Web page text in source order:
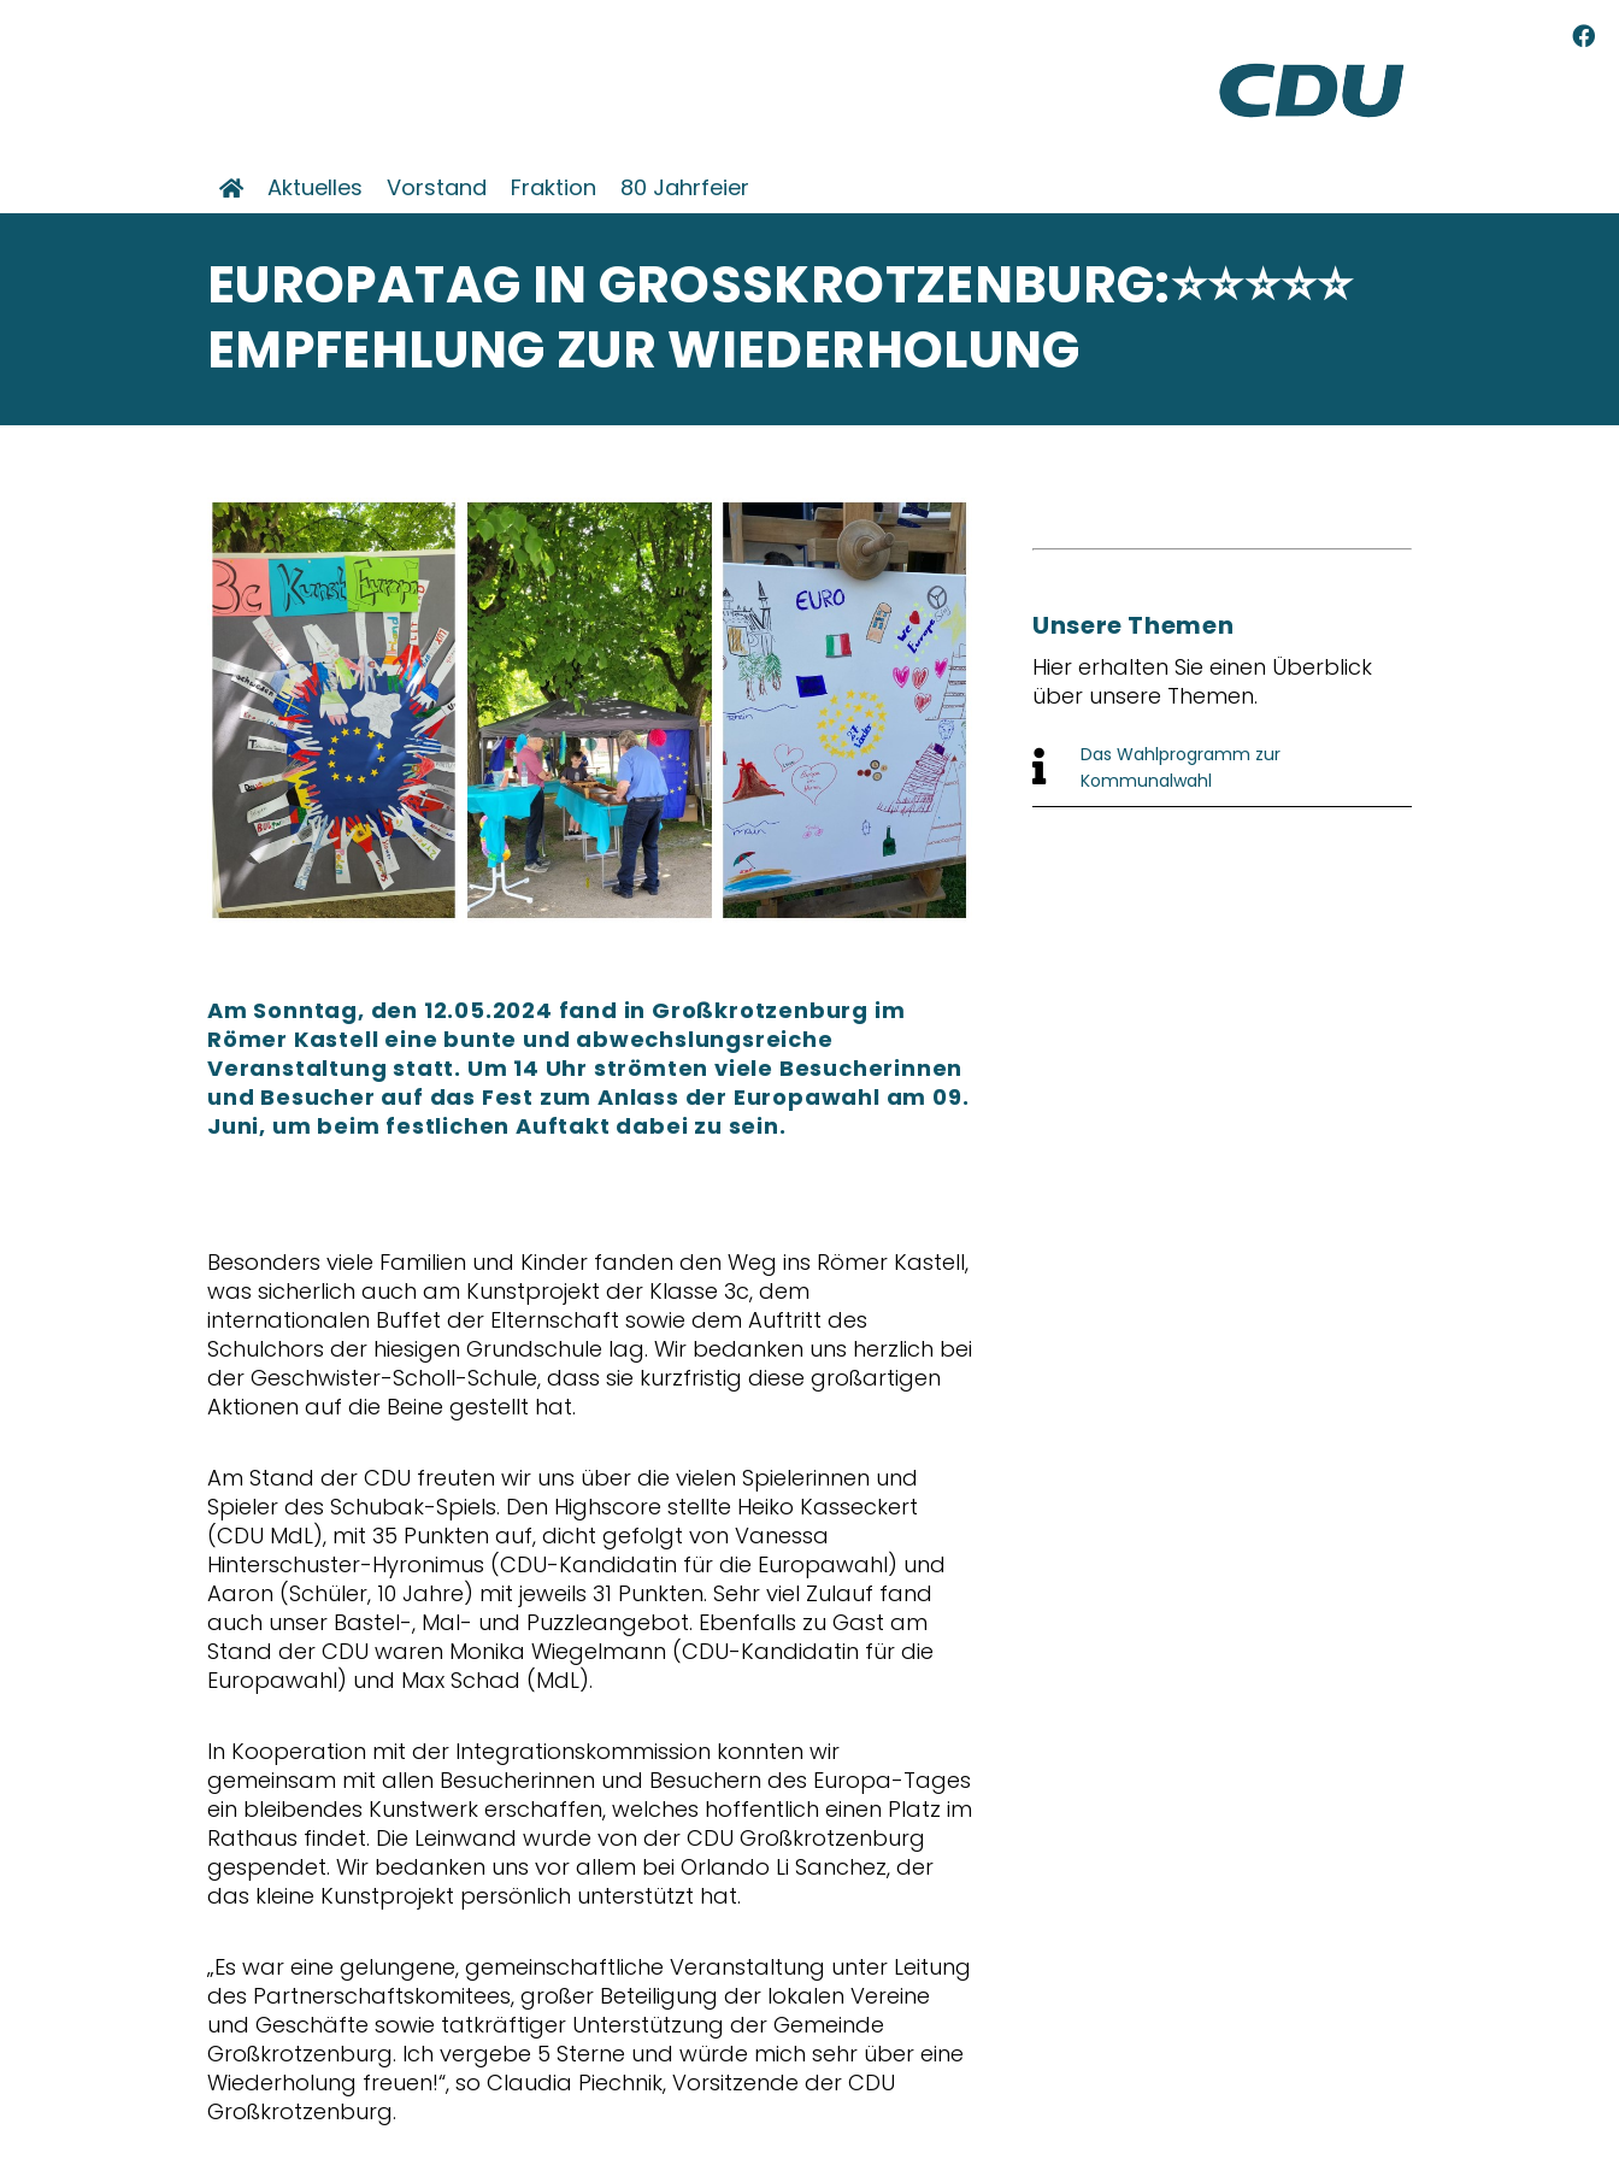
Aktuelles Vorstand Fraktion 80 Jahrfeier
EUROPATAG IN GROSSKROTZENBURG:⭐⭐⭐⭐⭐ E
MPFEHLUNG ZUR WIEDERHOLUNG
Am Sonntag, den 12.05.2024 fand in Großkrotzenburg im
Römer Kastell eine bunte und abwechslungsreiche
Veranstaltung statt. Um 14 Uhr strömten viele Besucherinnen
und Besucher auf das Fest zum Anlass der Europawahl am 09.
Juni, um beim festlichen Auftakt dabei zu sein.
Besonders viele Familien und Kinder fanden den Weg ins Römer Kastell,
was sicherlich auch am Kunstprojekt der Klasse 3c, dem
internationalen Buffet der Elternschaft sowie dem Auftritt des
Schulchors der hiesigen Grundschule lag. Wir bedanken uns herzlich bei
der Geschwister-Scholl-Schule, dass sie kurzfristig diese großartigen
Aktionen auf die Beine gestellt hat.
Am Stand der CDU freuten wir uns über die vielen Spielerinnen und
Spieler des Schubak-Spiels. Den Highscore stellte Heiko Kasseckert
(CDU MdL), mit 35 Punkten auf, dicht gefolgt von Vanessa
Hinterschuster-Hyronimus (CDU-Kandidatin für die Europawahl) und
Aaron (Schüler, 10 Jahre) mit jeweils 31 Punkten. Sehr viel Zulauf fand
auch unser Bastel-, Mal- und Puzzleangebot. Ebenfalls zu Gast am
Stand der CDU waren Monika Wiegelmann (CDU-Kandidatin für die
Europawahl) und Max Schad (MdL).
In Kooperation mit der Integrationskommission konnten wir
gemeinsam mit allen Besucherinnen und Besuchern des Europa-Tages
ein bleibendes Kunstwerk erschaffen, welches hoffentlich einen Platz im
Rathaus findet. Die Leinwand wurde von der CDU Großkrotzenburg
gespendet. Wir bedanken uns vor allem bei Orlando Li Sanchez, der
das kleine Kunstprojekt persönlich unterstützt hat.
Es war eine gelungene, gemeinschaftliche Veranstaltung unter Leitung
des Partnerschaftskomitees, großer Beteiligung der lokalen Vereine
und Geschäfte sowie tatkräftiger Unterstützung der Gemeinde
Großkrotzenburg. Ich vergebe 5 Sterne und würde mich sehr über eine
Wiederholung freuen!“, so Claudia Piechnik, Vorsitzende der CDU
Großkrotzenburg.
Unsere Themen
Hier erhalten Sie einen Überblick
über unsere Themen.
Das Wahlprogramm zur
Kommunalwahl